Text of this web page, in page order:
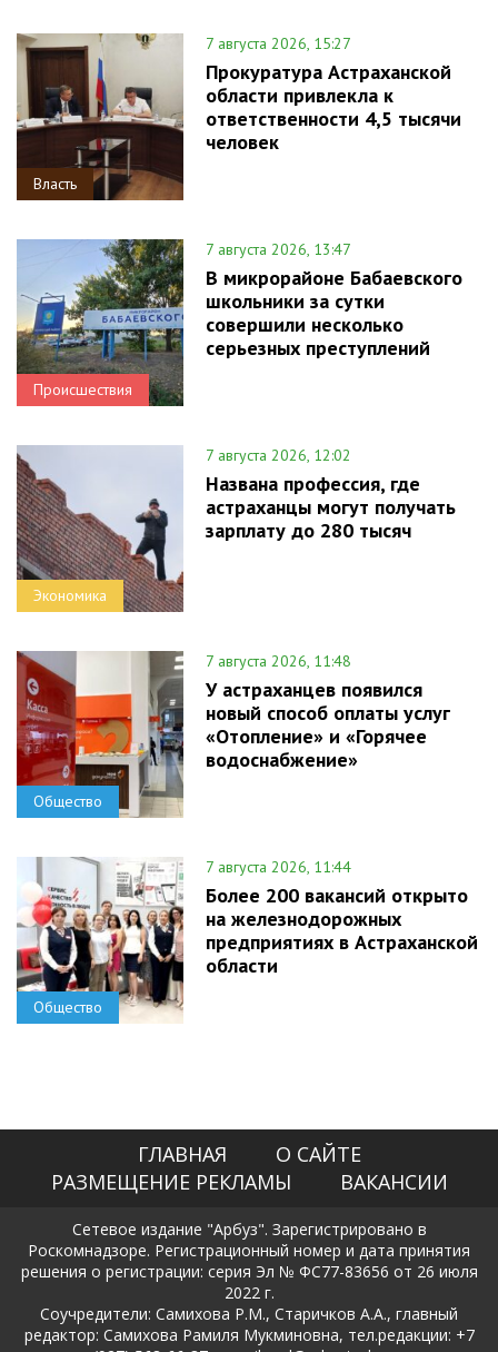
Власть
7 августа 2026, 15:27
Прокуратура Астраханской
области привлекла к
ответственности 4,5 тысячи
человек
Происшествия
7 августа 2026, 13:47
В микрорайоне Бабаевского
школьники за сутки
совершили несколько
серьезных преступлений
Экономика
7 августа 2026, 12:02
Названа профессия, где
астраханцы могут получать
зарплату до 280 тысяч
Общество
7 августа 2026, 11:48
У астраханцев появился
новый способ оплаты услуг
«Отопление» и «Горячее
водоснабжение»
Общество
7 августа 2026, 11:44
Более 200 вакансий открыто
на железнодорожных
предприятиях в Астраханской
области
ГЛАВНАЯ
О САЙТЕ
РАЗМЕЩЕНИЕ РЕКЛАМЫ
ВАКАНСИИ
Сетевое издание "Арбуз". Зарегистрировано в
Роскомнадзоре. Регистрационный номер и дата принятия
решения о регистрации: серия Эл № ФС77-83656 от 26 июля
2022 г.
Соучредители: Самихова Р.М., Старичков А.А., главный
редактор: Самихова Рамиля Мукминовна, тел.редакции: +7